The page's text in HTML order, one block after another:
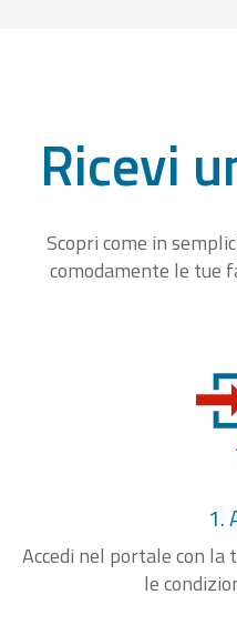
Ricevi
Scopri come in
comodamente le tue
1.
Accedi nel portale con la
le